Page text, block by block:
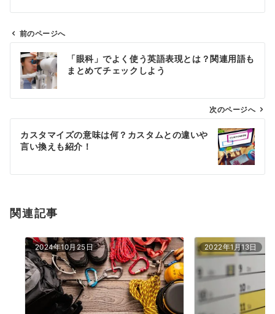
ン
前のページへ
「眼科」でよく使う英語表現とは？関連用語も
まとめてチェックしよう
次のページへ
カスタマイズの意味は何？カスタムとの違いや
言い換えも紹介！
関連記事
2024年10月25日 2022年1月13日